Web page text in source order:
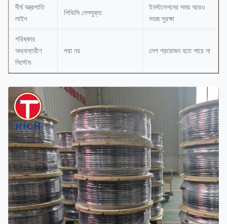
দীর্ঘ যন্ত্রপাতি
লাইন
পিভিসি লেপযুক্ত
ইনস্টলেশনের সময় আরও
সহজ সুরক্ষা
পরিষ্কার
অভ্যন্তরীণ
সিস্টেম
পরা নয় লেপ প্রয়োজন হতে পারে না